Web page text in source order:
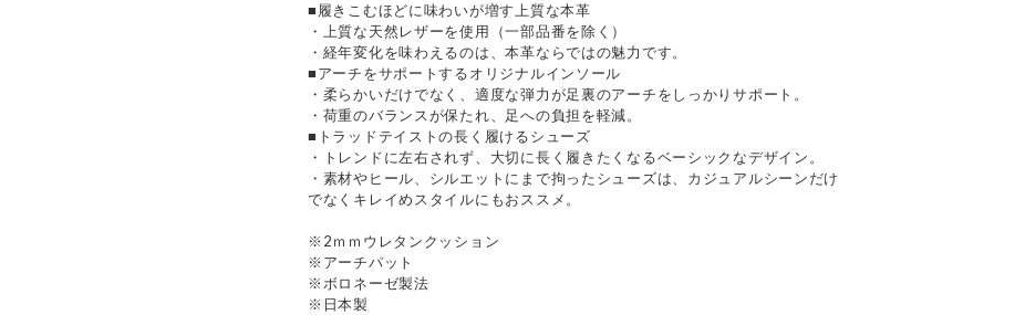
■履きこむほどに味わいが増す上質な本革
・上質な天然レザーを使用（一部品番を除く）
・経年変化を味わえるのは、本革ならではの魅力です。
■アーチをサポートするオリジナルインソール
・柔らかいだけでなく、適度な弾力が足裏のアーチをしっかりサポート。
・荷重のバランスが保たれ、足への負担を軽減。
■トラッドテイストの長く履けるシューズ
・トレンドに左右されず、大切に長く履きたくなるベーシックなデザイン。
・素材やヒール、シルエットにまで拘ったシューズは、カジュアルシーンだけ
でなくキレイめスタイルにもおススメ。
※2ｍｍウレタンクッション
※アーチパット
※ボロネーゼ製法
※日本製